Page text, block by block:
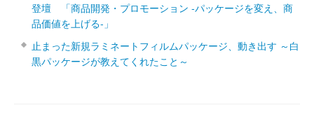
登壇 「商品開発・プロモーション ‐パッケージを変え、商
品価値を上げる‐」
止まった新規ラミネートフィルムパッケージ、動き出す ～白
黒パッケージが教えてくれたこと～